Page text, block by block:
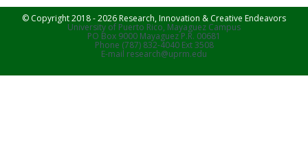
© Copyright 2018 - 2026 Research, Innovation & Creative Endeavors
University of Puerto Rico, Mayaguez Campus
PO Box 9000 Mayaguez P.R. 00681
Phone (787) 832-4040 Ext 3508
E-mail research@uprm.edu